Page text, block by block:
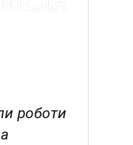
роботи